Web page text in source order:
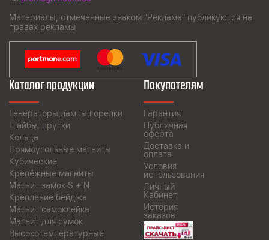
Материалы, отмеченные знаком "Реклама" публикуются на
правах рекламы
Каталог продукции
Генераторы,лампы,горелки
Шайбы, прутки
Кольца
Прямоугольные магниты
Кубические
Крепёжные магниты
Магнит замок S + N
Крепление бейджа
Магнит самоклейка
Магнит для сумок
Высокотемпературные
Покупателям
Гарантия
Публичная
оферта
Доставка и
оплата
Условия
использования
Личный
Кабинет
История
заказов